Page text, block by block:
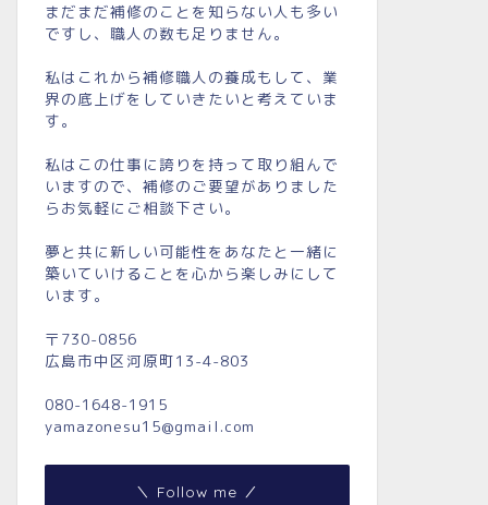
まだまだ補修のことを知らない人も多い
ですし、職人の数も足りません。
私はこれから補修職人の養成もして、業
界の底上げをしていきたいと考えていま
す。
私はこの仕事に誇りを持って取り組んで
いますので、補修のご要望がありました
らお気軽にご相談下さい。
夢と共に新しい可能性をあなたと一緒に
築いていけることを心から楽しみにして
います。
〒730-0856
広島市中区河原町13-4-803
080-1648-1915
yamazonesu15@gmail.com
＼ Follow me ／